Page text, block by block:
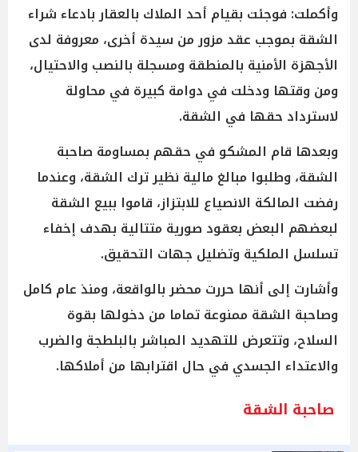
وأكملت: فوجئت بقيام أحد الملاك بالعقار بادعاء شراء
الشقة بموجب عقد مزور من سيدة أخرى، معروفة لدى
الأجهزة الأمنية بالمنطقة ومسجلة بالنصب والاحتيال،
ومن وقتها ودخلت في دوامة كبيرة في محاولة
لاسترداد حقها في الشقة.
وبعدها قام المشكو في حقهم بمساومة صاحبة
الشقة، وطلبوا مبالغ مالية نظير ترك الشقة، وعندما
رفضت المالكة الانصياع للابتزاز، قاموا ببيع الشقة
لبعضهم البعض بعقود صورية متتالية بهدف إخفاء
تسلسل الملكية وتضليل جهات التحقيق.
وأشارت إلى أنها حررت محضر بالواقعة، ومنذ عام كامل
وصاحبة الشقة ممنوعة تماما من دخولها بقوة
السلاح، وتتعرض للتهديد المباشر بالبلطجة والضرب
والاعتداء الجسدي في حال اقترابها من أملاكها.
صاحبة الشقة